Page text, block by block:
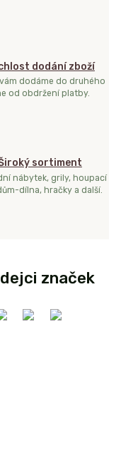
dodání zboží
dodáme do druhého
od obdržení platby.
sortiment
nábytek, grily, houpací
dílna, hračky a další.
značek